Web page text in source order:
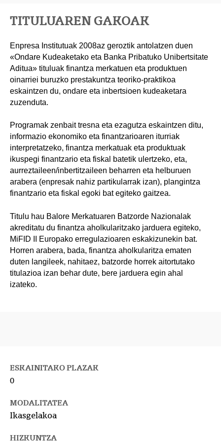
TITULUAREN GAKOAK
Enpresa Institutuak 2008az geroztik antolatzen duen
«Ondare Kudeaketako eta Banka Pribatuko Unibertsitate
Aditua» tituluak finantza merkatuen eta produktuen
oinarriei buruzko prestakuntza teoriko-praktikoa
eskaintzen du, ondare eta inbertsioen kudeaketara
zuzenduta.
Programak zenbait tresna eta ezagutza eskaintzen ditu,
informazio ekonomiko eta finantzarioaren iturriak
interpretatzeko, finantza merkatuak eta produktuak
ikuspegi finantzario eta fiskal batetik ulertzeko, eta,
aurreztaileen/inbertitzaileen beharren eta helburuen
arabera (enpresak nahiz partikularrak izan), plangintza
finantzario eta fiskal egoki bat egiteko gaitzea.
Titulu hau Balore Merkatuaren Batzorde Nazionalak
akreditatu du finantza aholkularitzako jarduera egiteko,
MiFID II Europako erregulazioaren eskakizunekin bat.
Horren arabera, bada, finantza aholkularitza ematen
duten langileek, nahitaez, batzorde horrek aitortutako
titulazioa izan behar dute, bere jarduera egin ahal
izateko.
ESKAINITAKO PLAZAK
0
MODALITATEA
Ikasgelakoa
HIZKUNTZA